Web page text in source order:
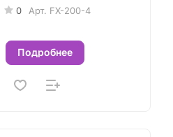
0 Арт. FX-200-4
Подробнее